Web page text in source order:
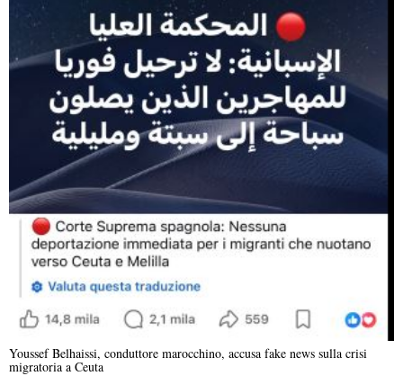
Youssef Belhaissi, conduttore marocchino, accusa fake news sulla crisi
migratoria a Ceuta